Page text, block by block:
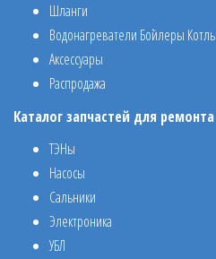
Шланги
Водонагреватели Бойлеры Котлы
Аксессуары
Распродажа
Каталог запчастей для
ТЭНы
Насосы
Сальники
Электроника
УБЛ